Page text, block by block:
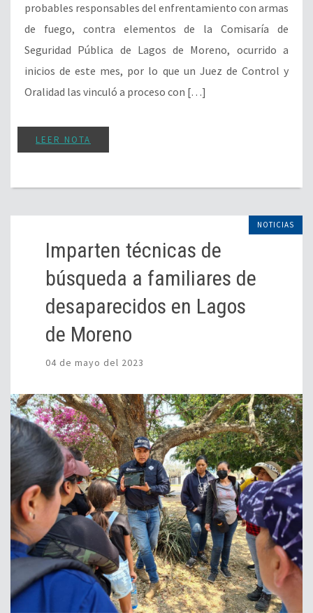
probables responsables del enfrentamiento con armas
de fuego, contra elementos de la Comisaría de
Seguridad Pública de Lagos de Moreno, ocurrido a
inicios de este mes, por lo que un Juez de Control y
Oralidad las vinculó a proceso con […]
LEER NOTA
NOTICIAS
Imparten técnicas de
búsqueda a familiares de
desaparecidos en Lagos
de Moreno
04 de mayo del 2023